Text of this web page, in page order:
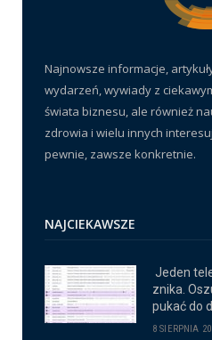
Najnowsze informacje,
wydarzeń, wywiady z
świata biznesu, ale również
zdrowia i wielu innych
pewnie, zawsze konkretnie.
NAJCIEKAWSZE
Jeden
znika.
pukać do
8 SIERPNIA